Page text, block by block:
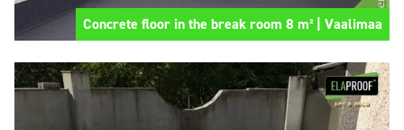
Concrete floor in the break room 8 m² | Vaalimaa